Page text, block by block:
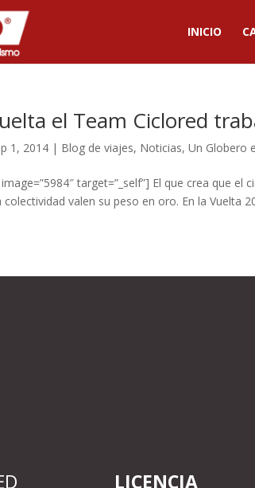
INICIO
el Team Ciclored
1, 2014 | Blog de viajes, Noticias,Un Globero
target=”_self”] El que crea que
colectividad valen su peso en oro. En la Vuelta
LICENCIA